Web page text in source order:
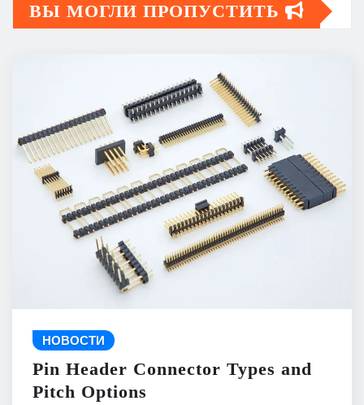
ВЫ МОГЛИ ПРОПУСТИТЬ
НОВОСТИ
Pin Header Connector Types and
Pitch Options